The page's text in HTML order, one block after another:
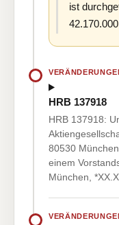
ist
HRB 137918
HRB 137918:
80530
einem
München,